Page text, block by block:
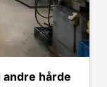
hårde